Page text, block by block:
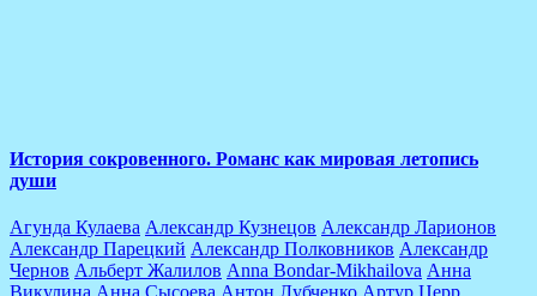
История сокровенного. Романс как мировая летопись
души
Агунда Кулаева Александр Кузнецов Александр Ларионов
Александр Парецкий Александр Полковников Александр
Чернов Альберт Жалилов Anna Bondar-Mikhailova Анна
Викулина Анна Сысоева Антон Лубченко Артур Церр